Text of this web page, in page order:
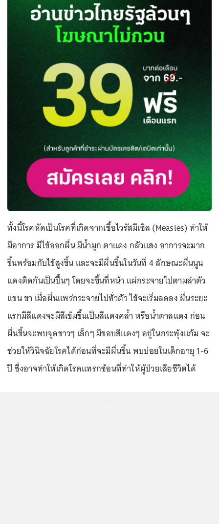
ทั้งนี้โรคหัดเป็นโรคที่เกิดจากเชื้อไวรัสมีเซิล (Measles) ทำให้
มีอาการ มีไข้ออกผื่น มีน้ำมูก ตาแดง กลัวแสง อาการจะมาก
ขึ้นพร้อมกับไข้สูงขึ้น และจะมีผื่นขึ้นในวันที่ 4 ลักษณะผื่นนูน
แดงติดกันเป็นปื้นๆ โดยจะขึ้นที่หน้า แผ่กระจายไปตามลำตัว
แขน ขา เมื่อผื่นแพร่กระจายไปทั่วตัว ไข้จะเริ่มลดลง ผื่นระยะ
แรกมีสีแดงจะมีสีเข้มขึ้นเป็นสีแดงคล้ำ หรือน้ำตาลแดง ก่อน
ผื่นขึ้นจะพบจุดขาวๆ เล็กๆ มีขอบสีแดงๆ อยู่ในกระพุ้งแก้ม จะ
ช่วยให้วินิจฉัยโรคได้ก่อนที่จะมีผื่นขึ้น พบบ่อยในเด็กอายุ 1-6
ปี ซึ่งอาจทำให้เกิดโรคแทรกซ้อนที่ทำให้ผู้ป่วยเสียชีวิตได้